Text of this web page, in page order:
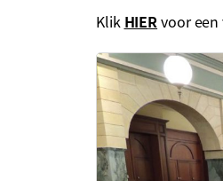
Klik HIERvoor een